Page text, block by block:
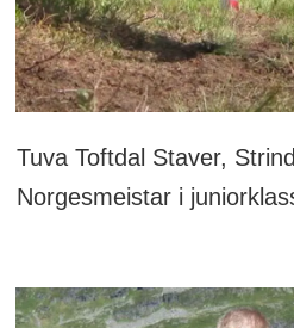
Tuva Toftdal Staver,
Norgesmeistar i